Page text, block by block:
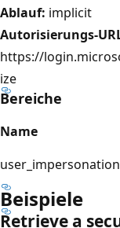
Ablauf: implicit
Autorisierungs-
https://
ize
Bereiche
Name
user_impersonation
Beispiele
Retrieve a